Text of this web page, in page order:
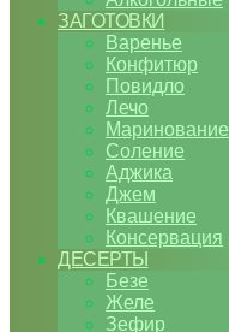
ЗАГОТОВКИ
Варенье
Конфитюр
Повидло
Лечо
Маринование
Соление
Аджика
Джем
Квашение
Консервация
ДЕСЕРТЫ
Безе
Желе
Зефир